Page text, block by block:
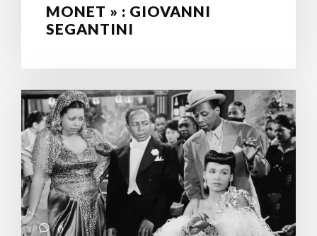
MONET » : GIOVANNI
SEGANTINI
0